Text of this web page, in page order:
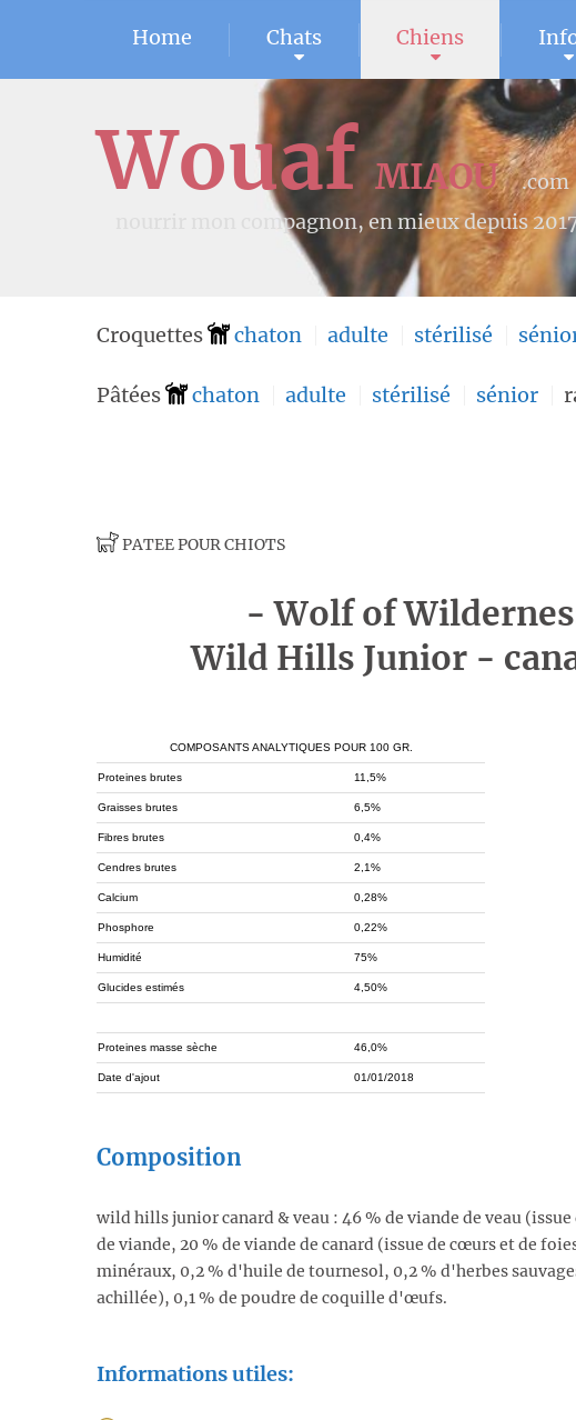
Home Chats Chiens
WouafMIAOU
.com
nourrir mon compagnon, en mieux depuis
Croquettes chaton adulte stérilisé
Pâtées chaton adulte stérilisé sénior
PATEE POUR CHIOTS
- Wolf of
Wild Hills Junior -
COMPOSANTS ANALYTIQUES POUR 100 GR.
Proteines brutes 11,5%
Graisses brutes 6,5%
Fibres brutes 0,4%
Cendres brutes 2,1%
Calcium 0,28%
Phosphore 0,22%
Humidité 75%
Glucides estimés 4,50%
Proteines masse sèche 46,0%
Date d'ajout 01/01/2018
Composition
wild hills junior canard & veau : 46 % de viande de veau
de viande, 20 % de viande de canard (issue de cœurs et de
minéraux, 0,2 % d'huile de tournesol, 0,2 % d'herbes
achillée), 0,1 % de poudre de coquille d'œufs.
Informations utiles: